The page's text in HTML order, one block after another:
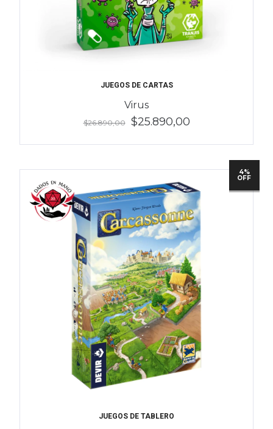
JUEGOS DE CARTAS
Virus
$26.890,00 $25.890,00
4%
OFF
JUEGOS DE TABLERO